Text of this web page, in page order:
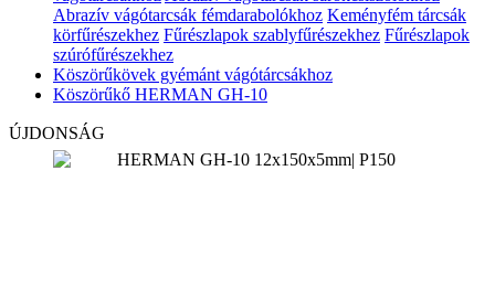
Abrazív vágótarcsák fémdarabolókhoz Keményfém tárcsák
körfűrészekhez Fűrészlapok szablyfűrészekhez Fűrészlapok
szúrófűrészekhez
Köszörűkövek gyémánt vágótárcsákhoz
Köszörűkő HERMAN GH-10
ÚJDONSÁG